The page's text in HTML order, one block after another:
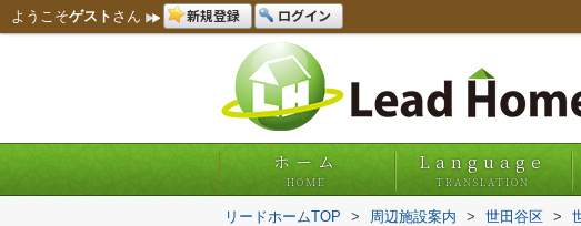
ようこそゲスト さん 新規登録 ログイン
ホーム
HOME
Language
TRANSLATION
リードホームTOP > 周辺施設案内 > 世田谷区 >